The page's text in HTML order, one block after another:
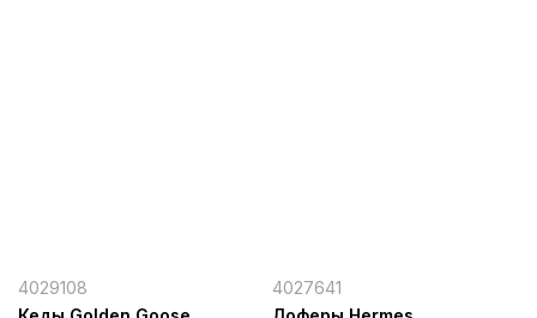
4029108
4027641